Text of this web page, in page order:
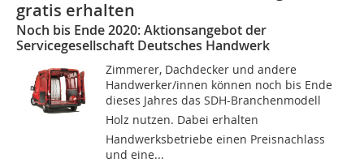
gratis erhalten
Noch bis Ende 2020: Aktionsangebot der
Servicegesellschaft Deutsches Handwerk
Zimmerer, Dachdecker und andere
Handwerker/innen können noch bis Ende
dieses Jahres das SDH-Branchenmodell
Holz nutzen. Dabei erhalten
Handwerksbetriebe einen Preisnachlass
und eine...